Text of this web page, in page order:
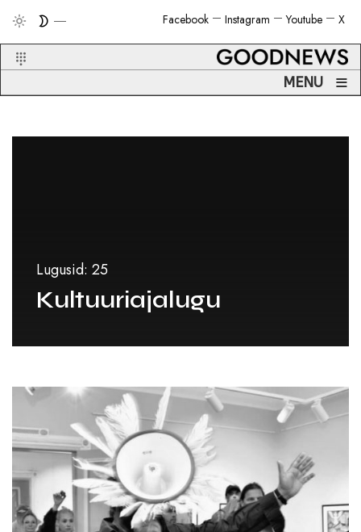
X
Youtube
Instagram
Facebook
MENU ≡
Lugusid: 25
Kultuuriajalugu